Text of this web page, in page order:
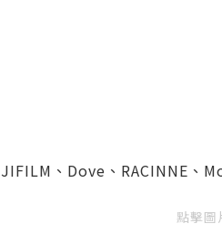
、 Dove、 RACINNE、
點擊圖